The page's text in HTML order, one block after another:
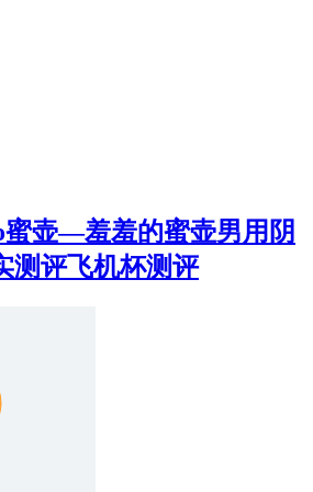
蜜壶—羞羞的蜜壶男用阴
测评飞机杯测评